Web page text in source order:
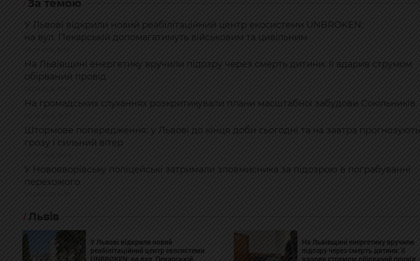
За темою
У Львові відкрили новий реабілітаційний центр екосистеми UNBROKEN:
на вул. Пекарській допомагатимуть військовим та цивільним
На Львівщині енергетику вручили підозру через смерть дитини: її вдарив струмом
обірваний провід
На громадських слуханнях розкритикували плани масштабної забудови Сокільників
Штормове попередження: у Львові до кінця доби сьогодні та на завтра прогнозують
грозу і сильний вітер
У Новояворівську поліцейські затримали зловмисника за підозрою в пограбуванні
перехожого
Львів
У Львові відкрили новий
реабілітаційний центр екосистеми
UNBROKEN: на вул. Пекарській
На Львівщині енергетику вручили
підозру через смерть дитини: її
вдарив струмом обірваний провід